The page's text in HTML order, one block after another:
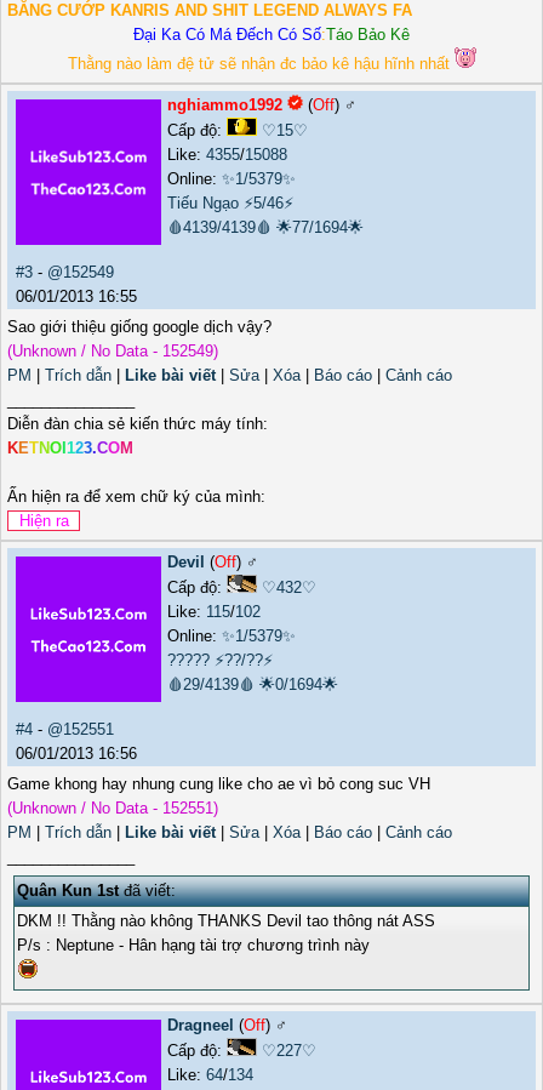
BĂNG CƯỚP KANRIS AND SHIT LEGEND ALWAYS FA
Đại Ka Có Má Đếch Có Số:Táo Bảo Kê
Thằng nào làm đệ tử sẽ nhận đc bảo kê hậu hĩnh nhất
nghiammo1992 (Off) ♂️
Cấp độ:
♡15♡
Like: 4355/15088
Online: ✨1/5379✨
Tiếu Ngạo ⚡5/46⚡
🩸4139/4139🩸 🌟77/1694🌟
#3 - @152549
06/01/2013 16:55
Sao giới thiệu giống google dịch vậy?
(Unknown / No Data - 152549)
PM
Trích dẫn Like bài viết| Sửa| Xóa| Báo cáo
Cảnh cáo
Diễn đàn chia sẻ kiến thức máy tính:
KETNO 123.COM
Ấn hiện ra để xem chữ ký của mình:
Devil (Off) ♂️
Cấp độ:
♡432♡
Like: 115/102
Online: ✨1/5379✨
????? ⚡??/??⚡
🩸29/4139🩸 🌟0/1694🌟
#4 - @152551
06/01/2013 16:56
Game khong hay nhung cung like cho ae vì bỏ cong suc VH
(Unknown / No Data - 152551)
PM
Trích dẫn Like bài viết| Sửa| Xóa| Báo cáo
Cảnh cáo
Quân Kun 1stđã viết:
DKM !! Thằng nào không THANKS Devil tao thông nát ASS
P/s : Neptune - Hân hạng tài trợ chương trình này
Dragneel (Off) ♂️
Cấp độ:
♡227♡
Like: 64/134